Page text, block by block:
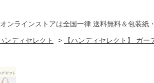
ンラインストアは全国一律 送料無料＆包装紙
ンディセレクト > 【ハンディセレクト】 ガー